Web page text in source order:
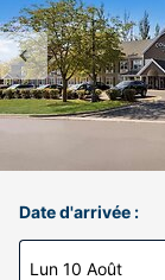
Date d'arrivée :
Lun 10 Août